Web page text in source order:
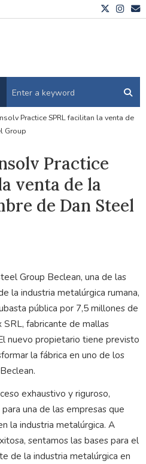
Practice SPRL facilitan la venta de
Group
Practice
venta de la
de Dan Steel
Group Beclean, una de las
la industria metalúrgica rumana,
pública por 7,5 millones de
fabricante de mallas
nuevo propietario tiene previsto
la fábrica en uno de los
exhaustivo y riguroso,
una de las empresas que
la industria metalúrgica. A
sentamos las bases para el
de la industria metalúrgica en